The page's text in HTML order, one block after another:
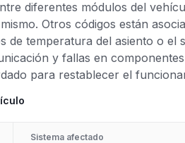
diferentes módulos del
Otros códigos están
de temperatura del asiento o el
y fallas en
para restablecer el
Sistema afectado